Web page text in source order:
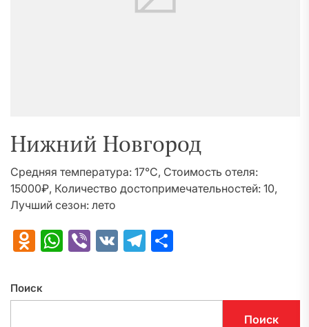
Нижний Новгород
Средняя температура: 17°C, Стоимость отеля:
15000₽, Количество достопримечательностей: 10,
Лучший сезон: лето
Odnoklassniki
WhatsApp
Viber
VK Telegram
Поиск
Поиск